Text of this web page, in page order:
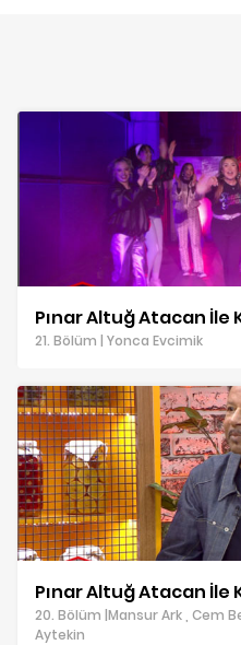
Pınar Altuğ Atacan İle
21. Bölüm | Yonca Evcimik
Pınar Altuğ Atacan İle
20. Bölüm |Mansur Ark , Cem
Aytekin